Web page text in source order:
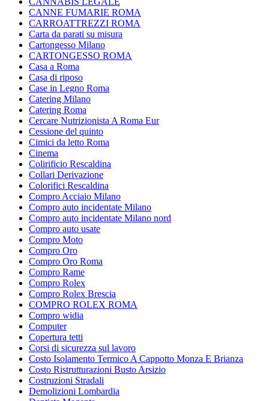
CANNE FUMARIE ROMA
CARROATTREZZI ROMA
Carta da parati su misura
Cartongesso Milano
CARTONGESSO ROMA
Casa a Roma
Casa di riposo
Case in Legno Roma
Catering Milano
Catering Roma
Cercare Nutrizionista A Roma Eur
Cessione del quinto
Cimici da letto Roma
Cinema
Colirificio Rescaldina
Collari Derivazione
Colorifici Rescaldina
Compro Acciaio Milano
Compro auto incidentate Milano
Compro auto incidentate Milano nord
Compro auto usate
Compro Moto
Compro Oro
Compro Oro Roma
Compro Rame
Compro Rolex
Compro Rolex Brescia
COMPRO ROLEX ROMA
Compro widia
Computer
Copertura tetti
Corsi di sicurezza sul lavoro
Costo Isolamento Termico A Cappotto Monza E Brianza
Costo Ristrutturazioni Busto Arsizio
Costruzioni Stradali
Demolizioni Lombardia